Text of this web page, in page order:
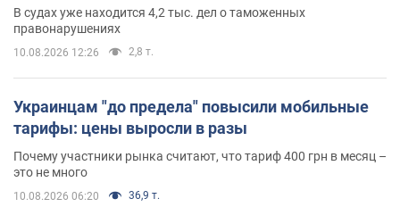
В судах уже находится 4,2 тыс. дел о таможенных
правонарушениях
10.08.2026 12:26 2,8 т.
Украинцам "до предела" повысили мобильные
тарифы: цены выросли в разы
Почему участники рынка считают, что тариф 400 грн в месяц –
это не много
10.08.2026 06:20 36,9 т.